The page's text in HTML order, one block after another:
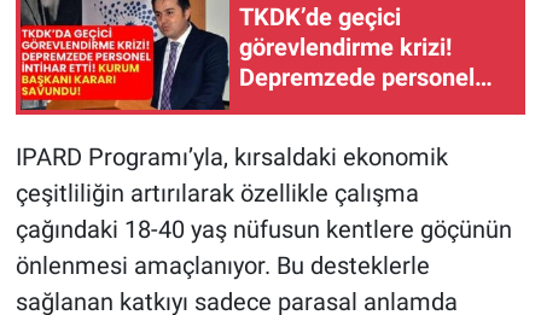
TKDK’de geçici
görevlendirme krizi!
Depremzede personel
intihar etti kurum
IPARD Programı’yla, kırsaldaki ekonomik
çeşitliliğin artırılarak özellikle çalışma
çağındaki 18-40 yaş nüfusun kentlere göçünün
önlenmesi amaçlanıyor. Bu desteklerle
sağlanan katkıyı sadece parasal anlamda